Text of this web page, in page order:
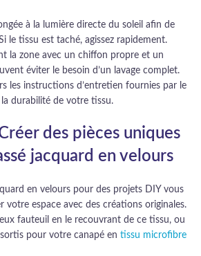
à la lumière directe du soleil afin de
le tissu est taché, agissez rapidement.
la zone avec un chiffon propre et un
éviter le besoin d’un lavage complet.
les instructions d’entretien fournies par le
durabilité de votre tissu.
des pièces uniques
jacquard en velours
en velours pour des projets DIY vous
votre espace avec des créations originales.
fauteuil en le recouvrant de ce tissu, ou
pour votre canapé en tissu microfibre